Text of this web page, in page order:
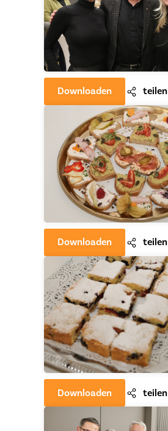
Downloaden teilen
Downloaden teilen
Downloaden teilen